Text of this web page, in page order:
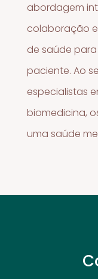
abordagem
colaboração
de saúde
paciente. Ao
especialistas
biomedicina,
uma saúde